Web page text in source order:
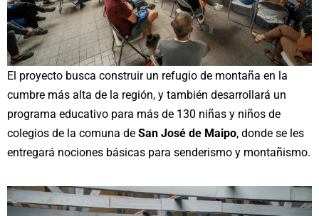
El proyecto busca construir un refugio de montaña en la
cumbre más alta de la región, y también desarrollará un
programa educativo para más de 130 niñas y niños de
colegios de la comuna de San José de Maipo, donde se les
entregará nociones básicas para senderismo y montañismo.